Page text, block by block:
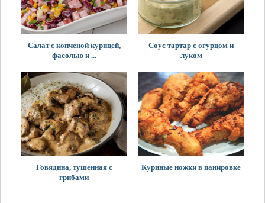
Салат с копченой курицей,
фасолью и ...
Соус тартар с огурцом и
луком
Говядина, тушенная с
грибами
Куриные ножки в панировке